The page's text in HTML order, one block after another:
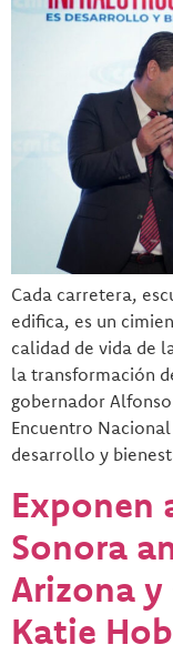
Cada carretera,
edifica, es un
calidad de vida de
la transformación
gobernador
Encuentro
desarrollo y
Exponen
Sonora
Arizona
Katie